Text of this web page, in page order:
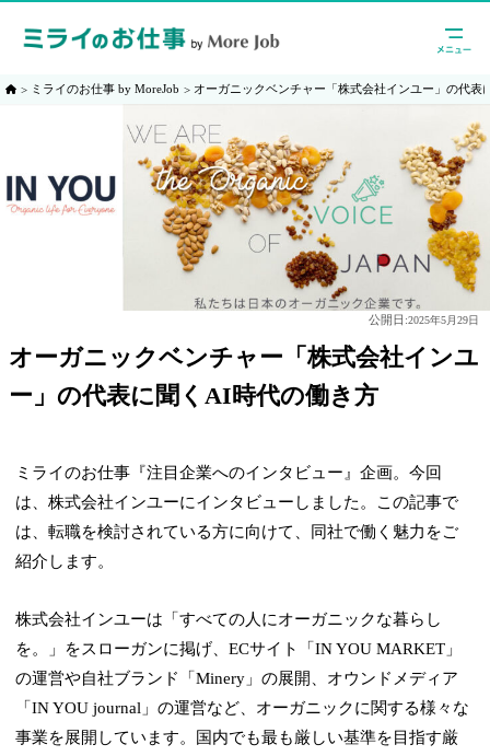
ミライのお仕事 by MoreJob オーガニックベンチャー「株式会社インユー」の代表
公開日:2025年5月29日
オーガニックベンチャー「株式会社インユ
ー」の代表に聞くAI時代の働き方
ミライのお仕事『注目企業へのインタビュー』企画。今回
は、株式会社インユーにインタビューしました。この記事で
は、転職を検討されている方に向けて、同社で働く魅力をご
紹介します。
株式会社インユーは「すべての人にオーガニックな暮らし
を。」をスローガンに掲げ、ECサイト「IN YOU MARKET」
の運営や自社ブランド「Minery」の展開、オウンドメディア
「IN YOU journal」の運営など、オーガニックに関する様々な
事業を展開しています。国内でも最も厳しい基準を目指す厳